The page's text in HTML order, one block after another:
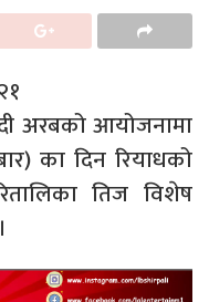
अरबको आयोजनामा
का दिन रियाधको
तिज विशेष